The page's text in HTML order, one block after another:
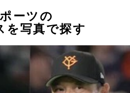
ーツの
を写真で探す